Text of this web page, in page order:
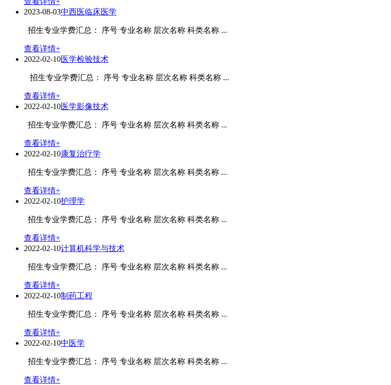
2023-08-03中西医临床医学
招生专业学费汇总： 序号 专业名称 层次名称 科类名称 ...
查看详情+
2022-02-10医学检验技术
招生专业学费汇总： 序号 专业名称 层次名称 科类名称 ...
查看详情+
2022-02-10医学影像技术
招生专业学费汇总： 序号 专业名称 层次名称 科类名称 ...
查看详情+
2022-02-10康复治疗学
招生专业学费汇总： 序号 专业名称 层次名称 科类名称 ...
查看详情+
2022-02-10护理学
招生专业学费汇总： 序号 专业名称 层次名称 科类名称 ...
查看详情+
2022-02-10计算机科学与技术
招生专业学费汇总： 序号 专业名称 层次名称 科类名称 ...
查看详情+
2022-02-10制药工程
招生专业学费汇总： 序号 专业名称 层次名称 科类名称 ...
查看详情+
2022-02-10中医学
招生专业学费汇总： 序号 专业名称 层次名称 科类名称 ...
查看详情+